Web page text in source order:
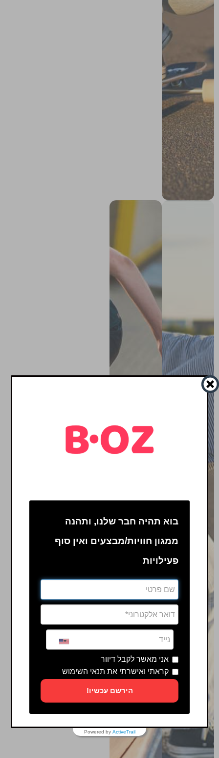
בוא תהיה חבר שלנו, ותהנה
ממגון חוויות/מבצעים ואין סוף
פעילויות
אני מאשר לקבל דיוור
קראתי ואישרתי את תנאי השימוש
הירשם עכשיו!
Powered by ActiveTrail